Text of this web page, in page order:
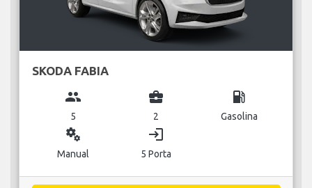
SKODA FABIA
group
5
business_center
2
local_gas_station
Gasolina
miscellaneous_services
Manual
login
5 Porta